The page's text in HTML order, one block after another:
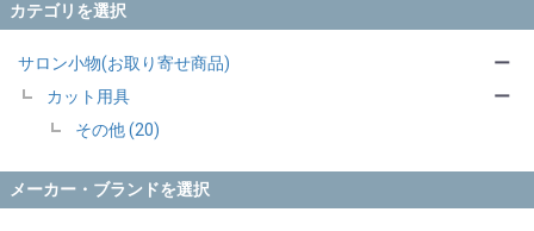
カテゴリを選択
サロン小物(お取り寄せ商品)
カット用具
その他 (20)
ー
ー
メーカー・ブランドを選択